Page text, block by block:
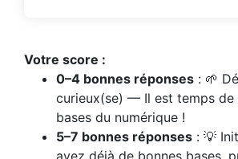
Votre score :
0–4 bonnes réponses : 🌱
curieux(se) — Il est temps de
bases du numérique !
5–7 bonnes réponses : 💡
avez déjà de bonnes bases,